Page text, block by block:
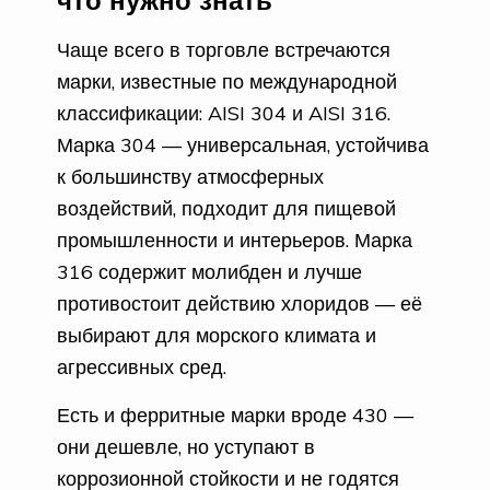
Чаще всего в торговле встречаются
марки, известные по международной
классификации: AISI 304 и AISI 316.
Марка 304 — универсальная, устойчива
к большинству атмосферных
воздействий, подходит для пищевой
промышленности и интерьеров. Марка
316 содержит молибден и лучше
противостоит действию хлоридов — её
выбирают для морского климата и
агрессивных сред.
Есть и ферритные марки вроде 430 —
они дешевле, но уступают в
коррозионной стойкости и не годятся